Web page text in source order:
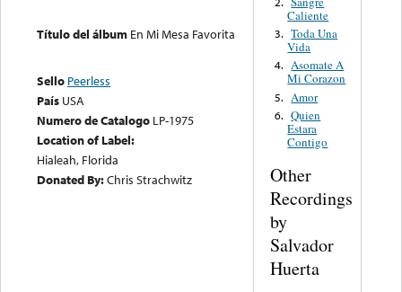
Título del álbum En Mi Mesa Favorita
Sello Peerless
País USA
Numero de Catalogo LP-1975
Location of Label:
Hialeah, Florida
Donated By:Chris Strachwitz
Caliente
3. Toda Una
Vida
4. Asomate A
Mi Corazon
5. Amor
6. Quien
Estara
Contigo
Other
Recordings
by
Salvador
Huerta